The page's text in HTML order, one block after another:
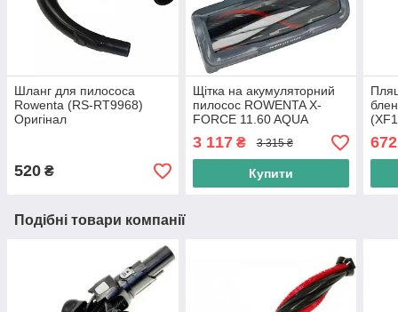
Шланг для пилососа
Rowenta (RS-RT9968)
Оригінал
520 ₴
Щітка на акумуляторний
пилосос ROWENTA X-
FORCE 11.60 AQUA
RH9890WO (SS-
2230002392) Сіра
3 117₴ 3 315 ₴
Купити
672
Подібні товари компанії